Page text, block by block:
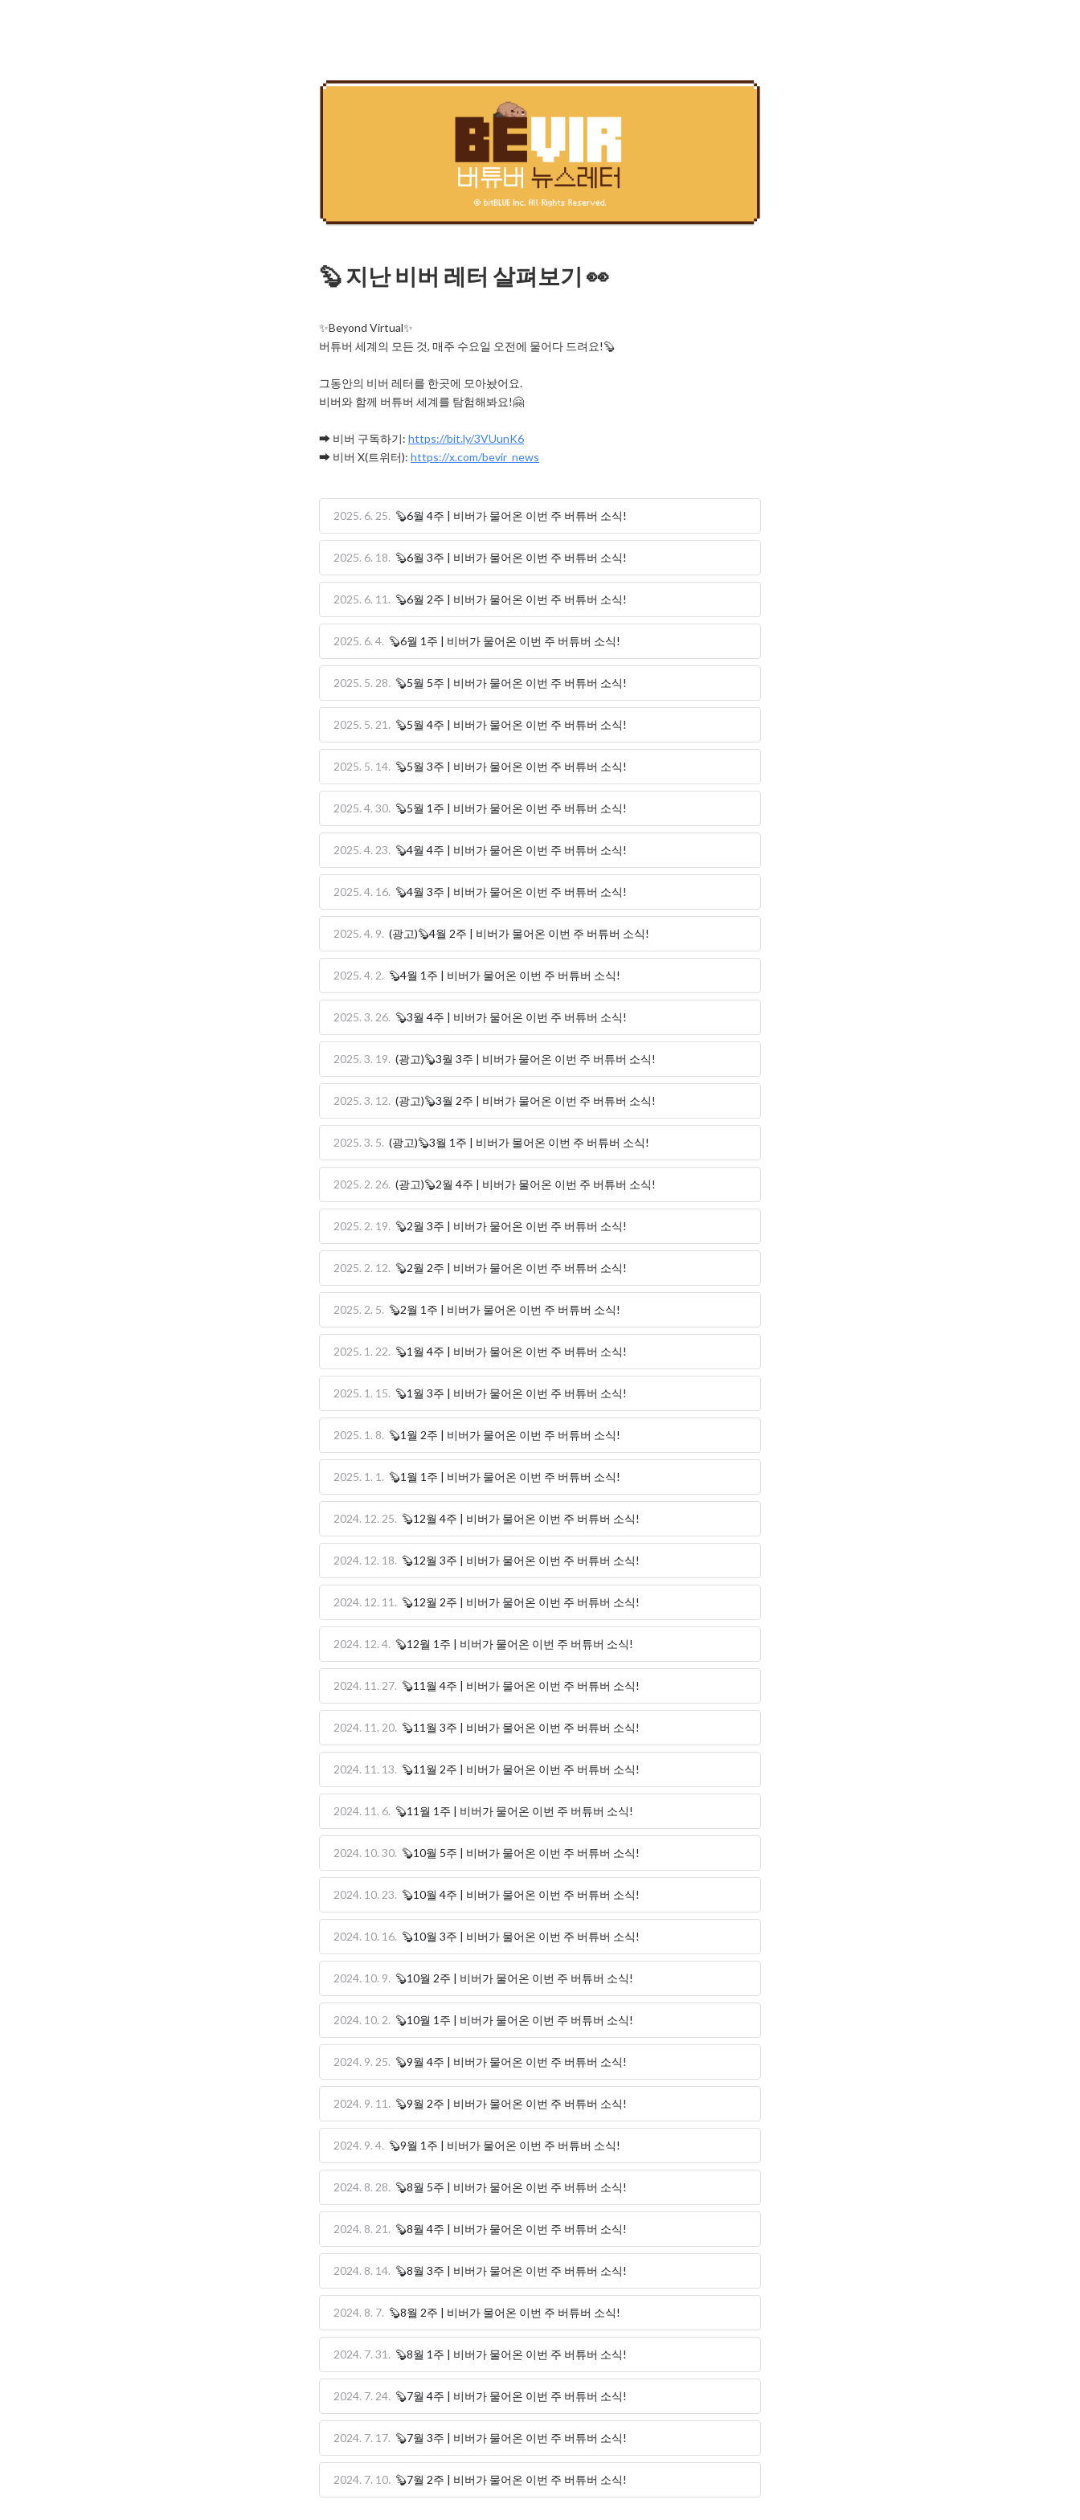
🦫 지난 비버 레터 살펴보기 👀
✨Beyond Virtual✨
버튜버 세계의 모든 것, 매주 수요일 오전에 물어다 드려요!🦫
그동안의 비버 레터를 한곳에 모아놨어요.
비버와 함께 버튜버 세계를 탐험해봐요!🤗
➡️ 비버 구독하기: https://bit.ly/3VUunK6
➡️ 비버 X(트위터): https://x.com/bevir_news
2025. 6. 25. 🦫6월 4주 | 비버가 물어온 이번 주 버튜버 소식!
2025. 6. 18. 🦫6월 3주 | 비버가 물어온 이번 주 버튜버 소식!
2025. 6. 11. 🦫6월 2주 | 비버가 물어온 이번 주 버튜버 소식!
2025. 6. 4. 🦫6월 1주 | 비버가 물어온 이번 주 버튜버 소식!
2025. 5. 28. 🦫5월 5주 | 비버가 물어온 이번 주 버튜버 소식!
2025. 5. 21. 🦫5월 4주 | 비버가 물어온 이번 주 버튜버 소식!
2025. 5. 14. 🦫5월 3주 | 비버가 물어온 이번 주 버튜버 소식!
2025. 4. 30. 🦫5월 1주 | 비버가 물어온 이번 주 버튜버 소식!
2025. 4. 23. 🦫4월 4주 | 비버가 물어온 이번 주 버튜버 소식!
2025. 4. 16. 🦫4월 3주 | 비버가 물어온 이번 주 버튜버 소식!
2025. 4. 9. (광고)🦫4월 2주 | 비버가 물어온 이번 주 버튜버 소식!
2025. 4. 2. 🦫4월 1주 | 비버가 물어온 이번 주 버튜버 소식!
2025. 3. 26. 🦫3월 4주 | 비버가 물어온 이번 주 버튜버 소식!
2025. 3. 19. (광고)🦫3월 3주 | 비버가 물어온 이번 주 버튜버 소식!
2025. 3. 12. (광고)🦫3월 2주 | 비버가 물어온 이번 주 버튜버 소식!
2025. 3. 5. (광고)🦫3월 1주 | 비버가 물어온 이번 주 버튜버 소식!
2025. 2. 26. (광고)🦫2월 4주 | 비버가 물어온 이번 주 버튜버 소식!
2025. 2. 19. 🦫2월 3주 | 비버가 물어온 이번 주 버튜버 소식!
2025. 2. 12. 🦫2월 2주 | 비버가 물어온 이번 주 버튜버 소식!
2025. 2. 5. 🦫2월 1주 | 비버가 물어온 이번 주 버튜버 소식!
2025. 1. 22. 🦫1월 4주 | 비버가 물어온 이번 주 버튜버 소식!
2025. 1. 15. 🦫1월 3주 | 비버가 물어온 이번 주 버튜버 소식!
2025. 1. 8. 🦫1월 2주 | 비버가 물어온 이번 주 버튜버 소식!
2025. 1. 1. 🦫1월 1주 | 비버가 물어온 이번 주 버튜버 소식!
2024. 12. 25. 🦫12월 4주 | 비버가 물어온 이번 주 버튜버 소식!
2024. 12. 18. 🦫12월 3주 | 비버가 물어온 이번 주 버튜버 소식!
2024. 12. 11. 🦫12월 2주 | 비버가 물어온 이번 주 버튜버 소식!
2024. 12. 4. 🦫12월 1주 | 비버가 물어온 이번 주 버튜버 소식!
2024. 11. 27. 🦫11월 4주 | 비버가 물어온 이번 주 버튜버 소식!
2024. 11. 20. 🦫11월 3주 | 비버가 물어온 이번 주 버튜버 소식!
2024. 11. 13. 🦫11월 2주 | 비버가 물어온 이번 주 버튜버 소식!
2024. 11. 6. 🦫11월 1주 | 비버가 물어온 이번 주 버튜버 소식!
2024. 10. 30. 🦫10월 5주 | 비버가 물어온 이번 주 버튜버 소식!
2024. 10. 23. 🦫10월 4주 | 비버가 물어온 이번 주 버튜버 소식!
2024. 10. 16. 🦫10월 3주 | 비버가 물어온 이번 주 버튜버 소식!
2024. 10. 9. 🦫10월 2주 | 비버가 물어온 이번 주 버튜버 소식!
2024. 10. 2. 🦫10월 1주 | 비버가 물어온 이번 주 버튜버 소식!
2024. 9. 25. 🦫9월 4주 | 비버가 물어온 이번 주 버튜버 소식!
2024. 9. 11. 🦫9월 2주 | 비버가 물어온 이번 주 버튜버 소식!
2024. 9. 4. 🦫9월 1주 | 비버가 물어온 이번 주 버튜버 소식!
2024. 8. 28. 🦫8월 5주 | 비버가 물어온 이번 주 버튜버 소식!
2024. 8. 21. 🦫8월 4주 | 비버가 물어온 이번 주 버튜버 소식!
2024. 8. 14. 🦫8월 3주 | 비버가 물어온 이번 주 버튜버 소식!
2024. 8. 7. 🦫8월 2주 | 비버가 물어온 이번 주 버튜버 소식!
2024. 7. 31. 🦫8월 1주 | 비버가 물어온 이번 주 버튜버 소식!
2024. 7. 24. 🦫7월 4주 | 비버가 물어온 이번 주 버튜버 소식!
2024. 7. 17. 🦫7월 3주 | 비버가 물어온 이번 주 버튜버 소식!
2024. 7. 10. 🦫7월 2주 | 비버가 물어온 이번 주 버튜버 소식!